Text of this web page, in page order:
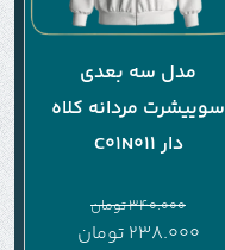
مدل سه بعدی
سوییشرت مردانه کلاه
دار C01N011
340.000تومان
238.000 تومان